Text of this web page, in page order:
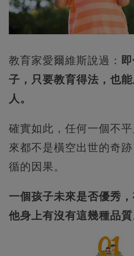
教育家愛爾維斯說過：
子，只要教育得法，也
人。
確實如此，任何一個不
來都不是橫空出世的奇
循的因果。
一個孩子未來是否優秀
他身上有沒有這幾種品質